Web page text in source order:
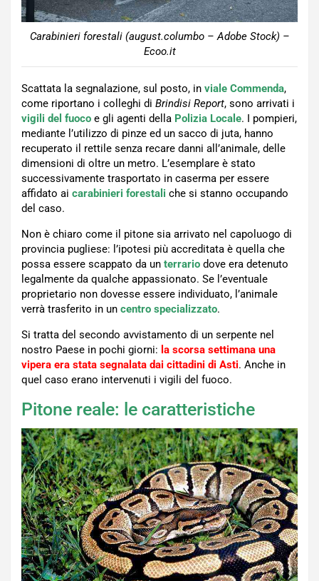
Carabinieri forestali (august.columbo – Adobe Stock) –
Ecoo.it
Scattata la segnalazione, sul posto, in viale Commenda,
come riportano i colleghi di Brindisi Report, sono arrivati i
vigili del fuoco e gli agenti della Polizia Locale. I pompieri,
mediante l’utilizzo di pinze ed un sacco di juta, hanno
recuperato il rettile senza recare danni all’animale, delle
dimensioni di oltre un metro. L’esemplare è stato
successivamente trasportato in caserma per essere
affidato ai carabinieri forestali che si stanno occupando
del caso.
Non è chiaro come il pitone sia arrivato nel capoluogo di
provincia pugliese: l’ipotesi più accreditata è quella che
possa essere scappato da un terrario dove era detenuto
legalmente da qualche appassionato. Se l’eventuale
proprietario non dovesse essere individuato, l’animale
verrà trasferito in un centro specializzato.
Si tratta del secondo avvistamento di un serpente nel
nostro Paese in pochi giorni: la scorsa settimana una
vipera era stata segnalata dai cittadini di Asti. Anche in
quel caso erano intervenuti i vigili del fuoco.
Pitone reale: le caratteristiche